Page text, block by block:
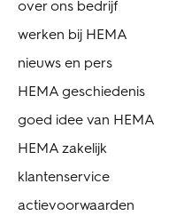
over ons bedrijf
werken bij HEMA
nieuws en pers
HEMA geschiedenis
goed idee van HEMA
HEMA zakelijk
klantenservice
actievoorwaarden